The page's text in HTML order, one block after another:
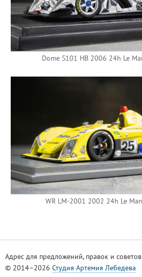
Dome S101 HB 2006 24h Le
WR LM-2001 2002 24h Le
Адрес для предложений, правок и
© 2014–2026 Студия Артемия Лебедева